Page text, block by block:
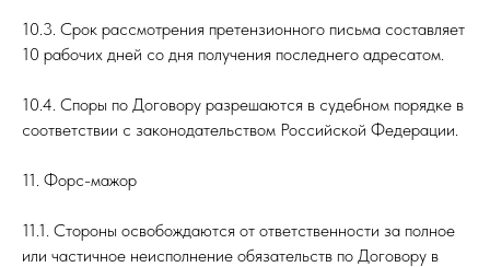
10.3. Срок рассмотрения претензионного письма составляет
10 рабочих дней со дня получения последнего адресатом.
10.4. Споры по Договору разрешаются в судебном порядке в
соответствии с законодательством Российской Федерации.
11. Форс-мажор
11.1. Стороны освобождаются от ответственности за полное
или частичное неисполнение обязательств по Договору в